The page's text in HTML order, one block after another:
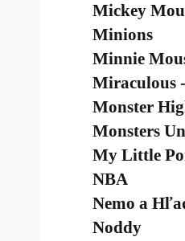
Mickey
Minions
Minnie
Miraculous
Monster
Monsters
My Little
NBA
Nemo a
Noddy